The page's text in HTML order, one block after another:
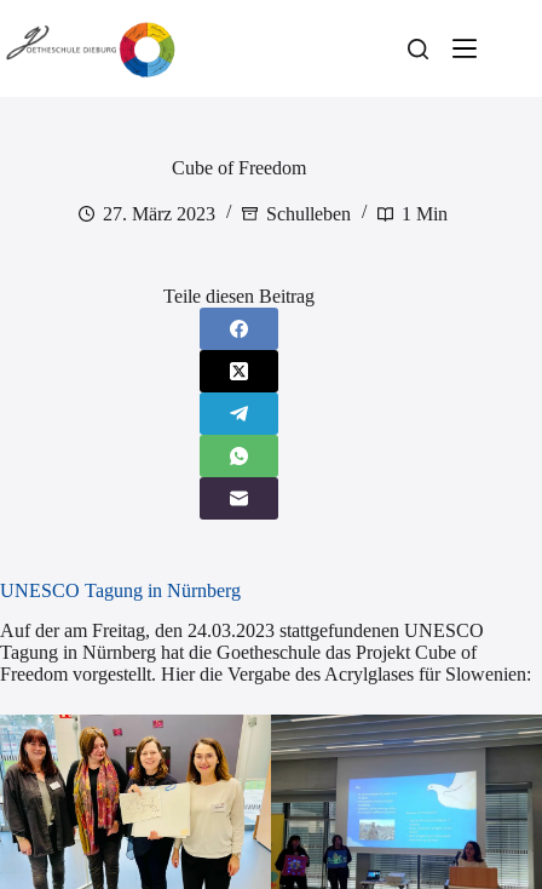
Inhalt
springen
Cube of Freedom
27. März 2023 Schulleben 1 Min
Teile diesen Beitrag
UNESCO Tagung in Nürnberg
Auf der am Freitag, den 24.03.2023 stattgefundenen UNESCO
Tagung in Nürnberg hat die Goetheschule das Projekt Cube of
Freedom vorgestellt. Hier die Vergabe des Acrylglases für Slowenien: